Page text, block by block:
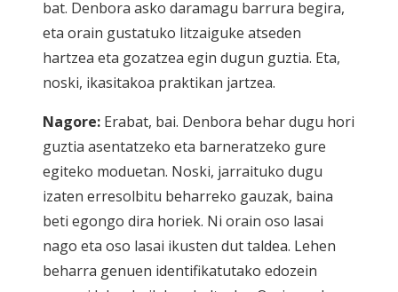
bat. Denbora asko daramagu barrura begira,
eta orain gustatuko litzaiguke atseden
hartzea eta gozatzea egin dugun guztia. Eta,
noski, ikasitakoa praktikan jartzea.
Nagore: Erabat, bai. Denbora behar dugu hori
guztia asentatzeko eta barneratzeko gure
egiteko moduetan. Noski, jarraituko dugu
izaten erresolbitu beharreko gauzak, baina
beti egongo dira horiek. Ni orain oso lasai
nago eta oso lasai ikusten dut taldea. Lehen
beharra genuen identifikatutako edozein